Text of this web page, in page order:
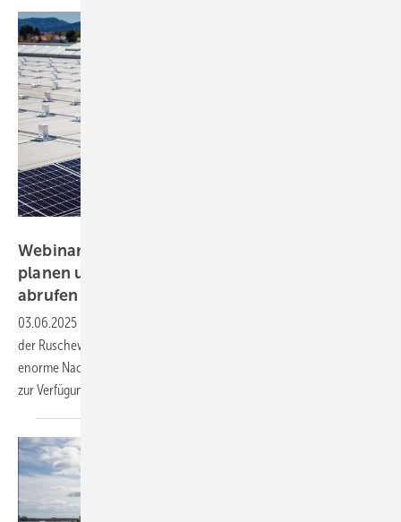
Webinar: Standsichere Flachdachanlagen
planen und installieren – Aufzeichnung online
abrufen
03.06.2025
der Ruscheweyh Consult mit photovoltaik und Haustec stieß auf
enorme Nachfrage. Die Aufzeichnung steht online zum Nachschauen
zurVerfügung.